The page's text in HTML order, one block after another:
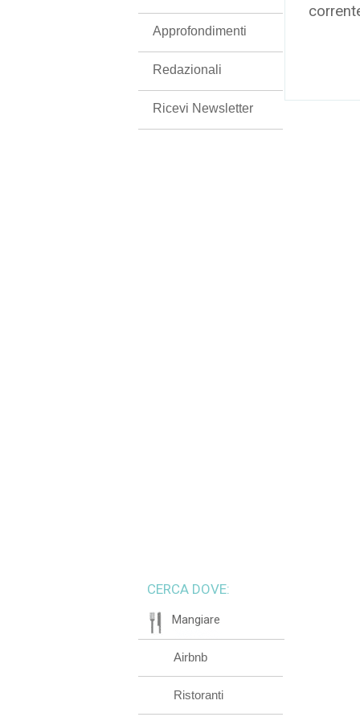
Approfondimenti
Redazionali
Ricevi Newsletter
CERCA DOVE:
Mangiare
Airbnb
Ristoranti